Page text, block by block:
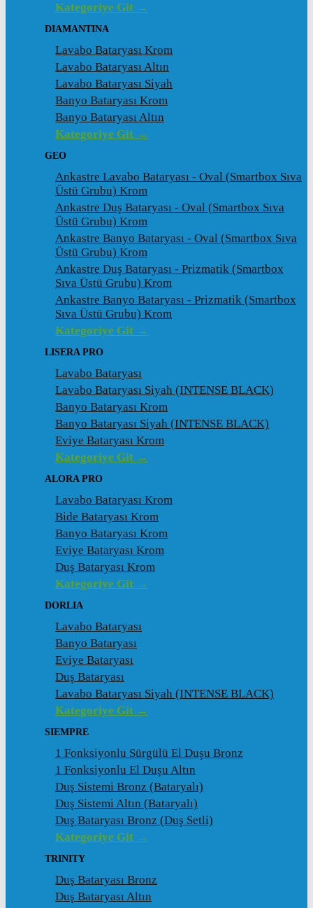
Kategoriye Git →
DIAMANTINA
Lavabo Bataryası Krom
Lavabo Bataryası Altın
Lavabo Bataryası Siyah
Banyo Bataryası Krom
Banyo Bataryası Altın
Kategoriye Git →
GEO
Ankastre Lavabo Bataryası - Oval (Smartbox Sıva
Üstü Grubu) Krom
Ankastre Duş Bataryası - Oval (Smartbox Sıva
Üstü Grubu) Krom
Ankastre Banyo Bataryası - Oval (Smartbox Sıva
Üstü Grubu) Krom
Ankastre Duş Bataryası - Prizmatik (Smartbox
Sıva Üstü Grubu) Krom
Ankastre Banyo Bataryası - Prizmatik (Smartbox
Sıva Üstü Grubu) Krom
Kategoriye Git →
LISERA PRO
Lavabo Bataryası
Lavabo Bataryası Siyah (INTENSE BLACK)
Banyo Bataryası Krom
Banyo Bataryası Siyah (INTENSE BLACK)
Eviye Bataryası Krom
Kategoriye Git →
ALORA PRO
Lavabo Bataryası Krom
Bide Bataryası Krom
Banyo Bataryası Krom
Eviye Bataryası Krom
Duş Bataryası Krom
Kategoriye Git →
DORLIA
Lavabo Bataryası
Banyo Bataryası
Eviye Bataryası
Duş Bataryası
Lavabo Bataryası Siyah (INTENSE BLACK)
Kategoriye Git →
SIEMPRE
1 Fonksiyonlu Sürgülü El Duşu Bronz
1 Fonksiyonlu El Duşu Altın
Duş Sistemi Bronz (Bataryalı)
Duş Sistemi Altın (Bataryalı)
Duş Bataryası Bronz (Duş Setli)
Kategoriye Git →
TRINITY
Duş Bataryası Bronz
Duş Bataryası Altın